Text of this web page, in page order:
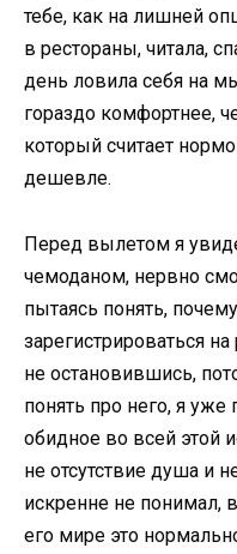
тебе, как на лишней
в рестораны, читала,
день ловила себя на
гораздо комфортнее,
который считает
дешевле.
Перед вылетом я
чемоданом, нервно
пытаясь понять,
зарегистрироваться
не остановившись,
понять про него, я уже
обидное во всей этой
не отсутствие душа и
искренне не понимал,
его мире это